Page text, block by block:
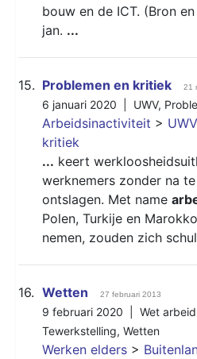
bouw en de ICT. (Bron
jan. ...
15. Problemen en kritiek 21
6 januari 2020 | UWV,
Arbeidsinactiviteit > UWV
kritiek
... keert
werknemers zonder na
ontslagen. Met name
Polen, Turkije en
nemen, zouden zich
16. Wetten 27 februari 2013
9 februari 2020 | Wet
Tewerkstelling, Wetten
Werken elders >